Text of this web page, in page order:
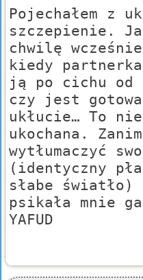
Pojechałem z
szczepienie. Ja
chwilę
kiedy partnerka
ją po cichu od
czy jest gotowa
ukłucie… To
ukochana.
wytłumaczyć
(identyczny
słabe
psikała mnie
YAFUD